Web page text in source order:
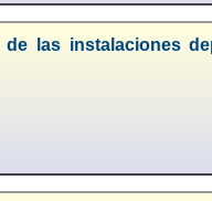
las instalaciones